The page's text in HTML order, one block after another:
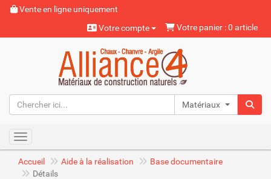
Vente en ligne uniquement
Votre compte
Votre panier : 0 article
Matériaux naturels
Toggle navigation
Accueil Aide à la réalisation
Base documentaire
Détails